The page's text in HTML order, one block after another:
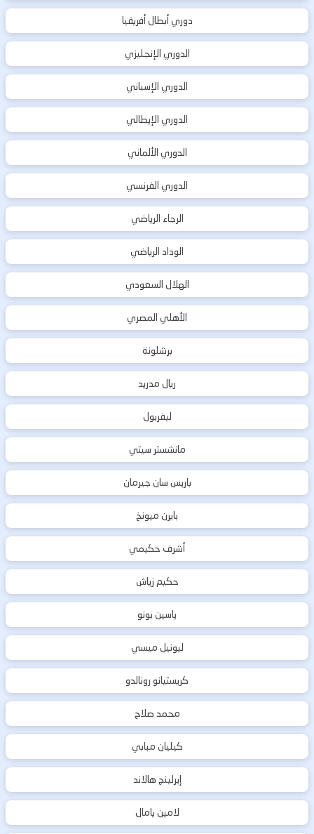
دوري أبطال أفريقيا
الدوري الإنجليزي
الدوري الإسباني
الدوري الإيطالي
الدوري الألماني
الدوري الفرنسي
الرجاء الرياضي
الوداد الرياضي
الهلال السعودي
الأهلي المصري
برشلونة
ريال مدريد
ليفربول
مانشستر سيتي
باريس سان جيرمان
بايرن ميونخ
أشرف حكيمي
حكيم زياش
ياسين بونو
ليونيل ميسي
كريستيانو رونالدو
محمد صلاح
كيليان مبابي
إيرلينج هالاند
لامين يامال